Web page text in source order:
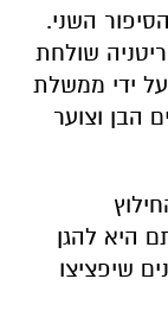
השני.
שולחת
ידי ממשלת
הבן וצוער
היא להגן
שיפציצו